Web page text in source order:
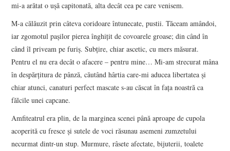
mi-a arătat o uşă capitonată, alta decât cea pe care venisem.
M-a călăuzit prin câteva coridoare întunecate, pustii. Tăceam amândoi,
iar zgomotul paşilor pierea înghiţit de covoarele groase; din când în
când îl priveam pe furiş. Subţire, chiar ascetic, cu mers măsurat.
Pentru el nu era decât o afacere – pentru mine… Mi-am strecurat mâna
în despărţitura de pânză, căutând hârtia care-mi aducea libertatea şi
chiar atunci, canaturi perfect mascate s-au căscat în faţa noastră ca
fălcile unei capcane.
Amfiteatrul era plin, de la marginea scenei până aproape de cupola
acoperită cu fresce şi sutele de voci răsunau asemeni zumzetului
necurmat dintr-un stup. Murmure, râsete afectate, bijuterii, toalete